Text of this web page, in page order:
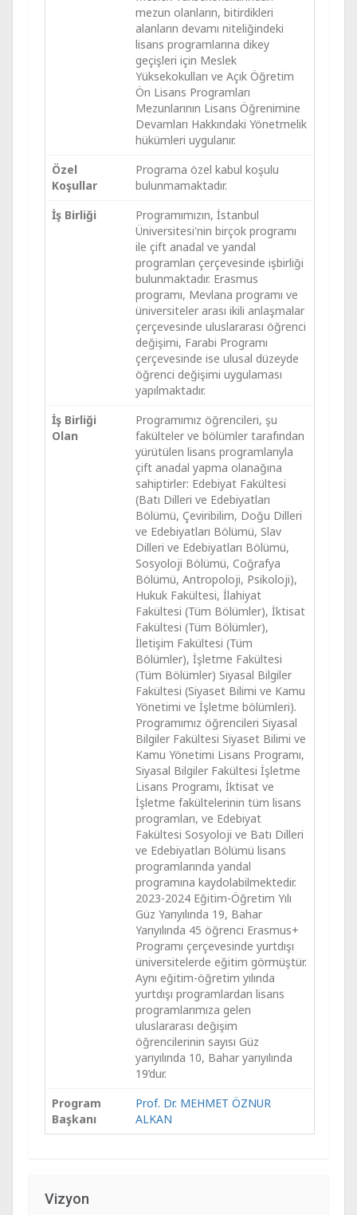
mezun olanların, bitirdikleri
alanların devamı niteliğindeki
lisans programlarına dikey
geçişleri için Meslek
Yüksekokulları ve Açık Öğretim
Ön Lisans Programları
Mezunlarının Lisans Öğrenimine
Devamları Hakkındaki Yönetmelik
hükümleri uygulanır.
Özel
Koşullar
Programa özel kabul koşulu
bulunmamaktadır.
İş Birliği
Programımızın, İstanbul
Üniversitesi'nin birçok programı
ile çift anadal ve yandal
programları çerçevesinde işbirliği
bulunmaktadır. Erasmus
programı, Mevlana programı ve
üniversiteler arası ikili anlaşmalar
çerçevesinde uluslararası öğrenci
değişimi, Farabi Programı
çerçevesinde ise ulusal düzeyde
öğrenci değişimi uygulaması
yapılmaktadır.
İş Birliği
Olan
Programımız öğrencileri, şu
fakülteler ve bölümler tarafından
yürütülen lisans programlarıyla
çift anadal yapma olanağına
sahiptirler: Edebiyat Fakültesi
(Batı Dilleri ve Edebiyatları
Bölümü, Çeviribilim, Doğu Dilleri
ve Edebiyatları Bölümü, Slav
Dilleri ve Edebiyatları Bölümü,
Sosyoloji Bölümü, Coğrafya
Bölümü, Antropoloji, Psikoloji),
Hukuk Fakültesi, İlahiyat
Fakültesi (Tüm Bölümler), İktisat
Fakültesi (Tüm Bölümler),
İletişim Fakültesi (Tüm
Bölümler), İşletme Fakültesi
(Tüm Bölümler) Siyasal Bilgiler
Fakültesi (Siyaset Bilimi ve Kamu
Yönetimi ve İşletme bölümleri).
Programımız öğrencileri Siyasal
Bilgiler Fakültesi Siyaset Bilimi ve
Kamu Yönetimi Lisans Programı,
Siyasal Bilgiler Fakültesi İşletme
Lisans Programı, İktisat ve
İşletme fakültelerinin tüm lisans
programları, ve Edebiyat
Fakültesi Sosyoloji ve Batı Dilleri
ve Edebiyatları Bölümü lisans
programlarında yandal
programına kaydolabilmektedir.
2023-2024 Eğitim-Öğretim Yılı
Güz Yarıyılında 19, Bahar
Yarıyılında 45 öğrenci Erasmus+
Programı çerçevesinde yurtdışı
üniversitelerde eğitim görmüştür.
Aynı eğitim-öğretim yılında
yurtdışı programlardan lisans
programlarımıza gelen
uluslararası değişim
öğrencilerinin sayısı Güz
yarıyılında 10, Bahar yarıyılında
19’dur.
Program
Başkanı
Prof. Dr. MEHMET ÖZNUR
ALKAN
Vizyon